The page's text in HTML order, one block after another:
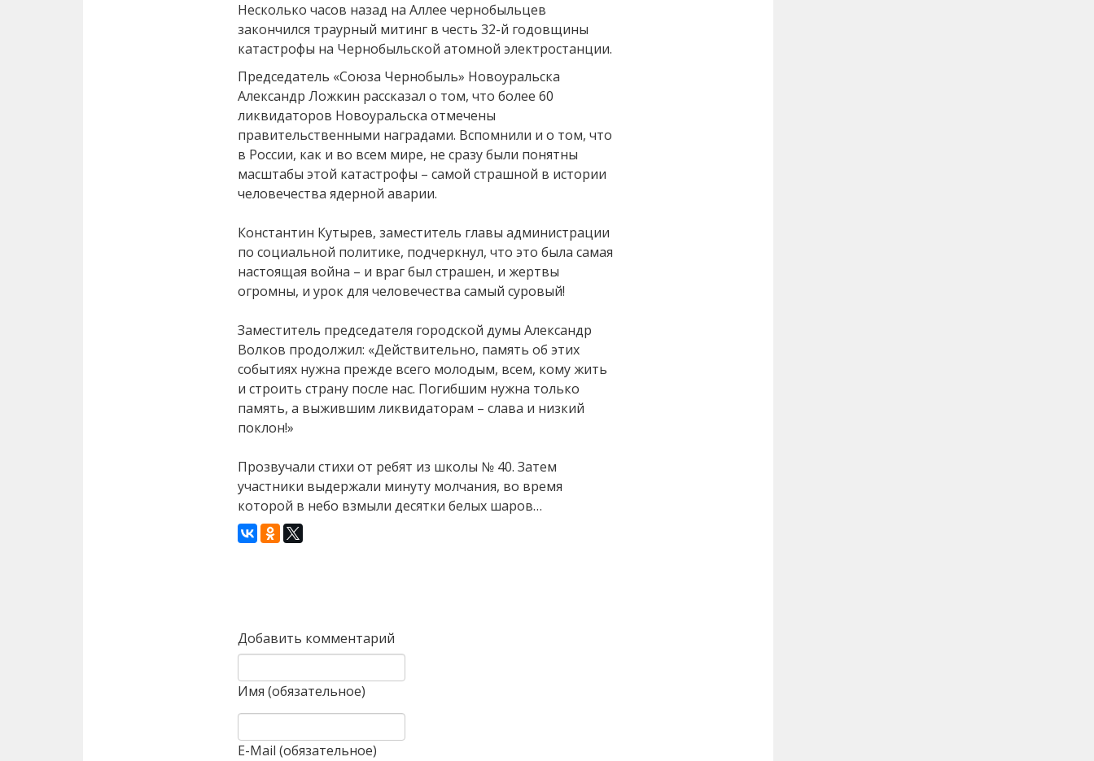
Несколько часов назад на Аллее чернобыльцев
закончился траурный митинг в честь 32-й годовщины
катастрофы на Чернобыльской атомной электростанции.
Председатель «Союза Чернобыль» Новоуральска
Александр Ложкин рассказал о том, что более 60
ликвидаторов Новоуральска отмечены
правительственными наградами. Вспомнили и о том, что
в России, как и во всем мире, не сразу были понятны
масштабы этой катастрофы – самой страшной в истории
человечества ядерной аварии.
Константин Кутырев, заместитель главы администрации
по социальной политике, подчеркнул, что это была самая
настоящая война – и враг был страшен, и жертвы
огромны, и урок для человечества самый суровый!
Заместитель председателя городской думы Александр
Волков продолжил: «Действительно, память об этих
событиях нужна прежде всего молодым, всем, кому жить
и строить страну после нас. Погибшим нужна только
память, а выжившим ликвидаторам – слава и низкий
поклон!»
Прозвучали стихи от ребят из школы № 40. Затем
участники выдержали минуту молчания, во время
которой в небо взмыли десятки белых шаров…
Добавить комментарий
Имя (обязательное)
E-Mail (обязательное)